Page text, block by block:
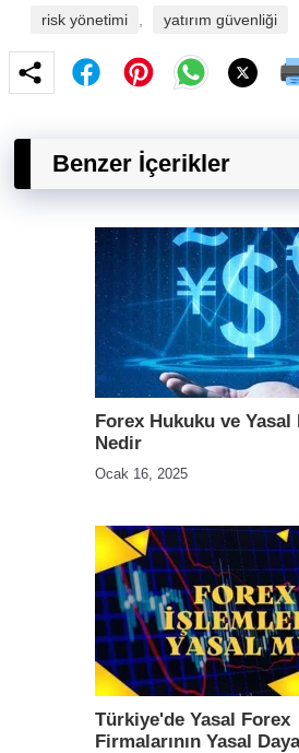
risk yönetimi yatırım güvenliği
Benzer İçerikler
Forex Hukuku ve Yasal
Nedir
Ocak 16, 2025
Türkiye'de Yasal Forex
Firmalarının Yasal